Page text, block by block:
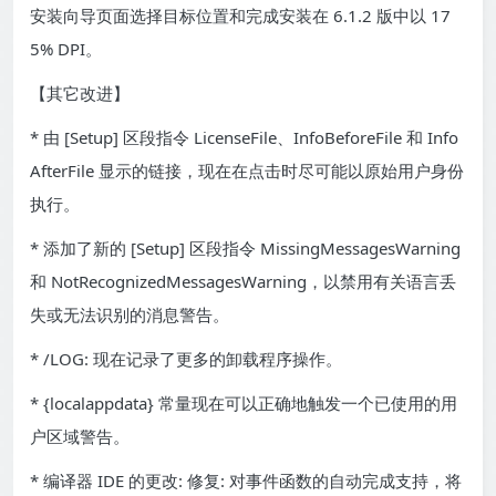
安装向导页面选择目标位置和完成安装在 6.1.2 版中以 17
5% DPI。
【其它改进】
* 由 [Setup] 区段指令 LicenseFile、InfoBeforeFile 和 Info
AfterFile 显示的链接，现在在点击时尽可能以原始用户身份
执行。
* 添加了新的 [Setup] 区段指令 MissingMessagesWarning
和 NotRecognizedMessagesWarning，以禁用有关语言丢
失或无法识别的消息警告。
* /LOG: 现在记录了更多的卸载程序操作。
* {localappdata} 常量现在可以正确地触发一个已使用的用
户区域警告。
* 编译器 IDE 的更改: 修复: 对事件函数的自动完成支持，将